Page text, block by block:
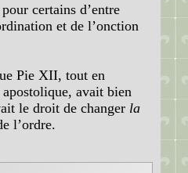
pour certains d’entre
et de l’onction
Pie XII, tout en
avait bien
le droit de changer la
l’ordre.